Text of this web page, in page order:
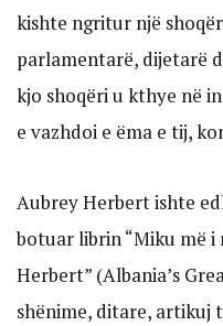
kishte ngritur një
parlamentarë, dijetarë
kjo shoqëri u kthye në
e vazhdoi e ëma e tij,
Aubrey Herbert ishte
botuar librin “Miku më i
Herbert” (Albania’s
shënime, ditare, artikuj